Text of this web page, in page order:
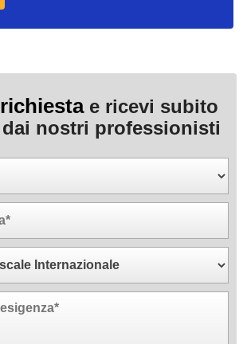
richiestae ricevi subito
dai nostri professionisti